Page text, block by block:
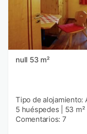
null 53 m²
Tipo de alojamiento:
5 huéspedes
53 m²
Comentarios: 7